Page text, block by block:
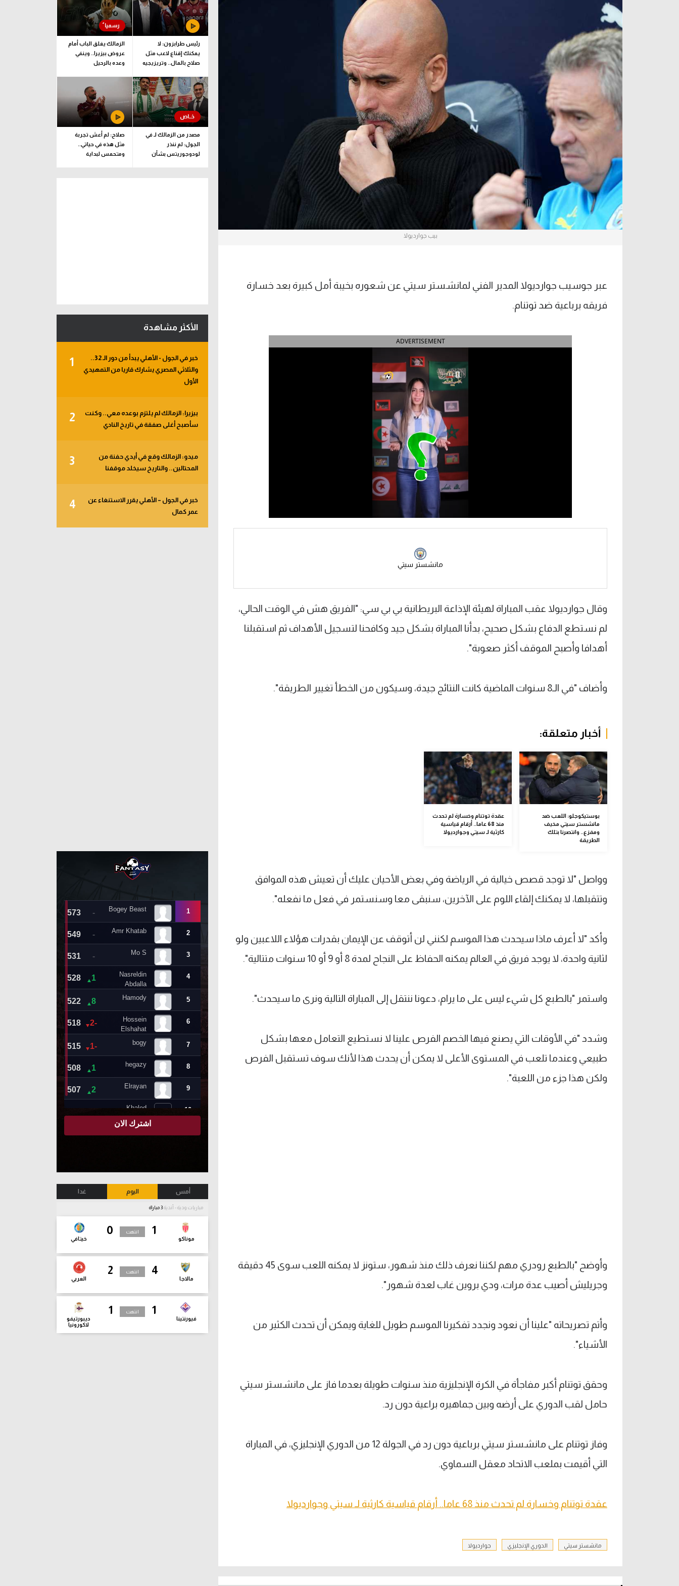
ركن الألعاب
الدوري السعودي للمحترفين
دوري أبطال أوروبا
دوري أبطال إفريقيا
كل البطولات
دوري أبطال أوروبا
القسم الثاني
رياضات أخرى
بيب جوارديولا
عبر جوسيب جوارديولا المدير الفني لمانشستر سيتي عن شعوره بخيبة أمل كبيرة بعد خسارة
فريقه برباعية ضد توتنام.
ADVERTISEMENT
مانشستر سيتي
وقال جوارديولا عقب المباراة لهيئة الإذاعة البريطانية بي بي سي: "الفريق هش في الوقت الحالي،
لم نستطع الدفاع بشكل صحيح، بدأنا المباراة بشكل جيد وكافحنا لتسجيل الأهداف ثم استقبلنا
أهدافا وأصبح الموقف أكثر صعوبة".
وأضاف "في الـ8 سنوات الماضية كانت النتائج جيدة، وسيكون من الخطأ تغيير الطريقة".
أخبار متعلقة:
بوستيكوجلو: اللعب ضد
مانشستر سيتي مخيف
ومفزع.. وانتصرنا بتلك
الطريقة
عقدة توتنام وخسارة لم تحدث
منذ 68 عاما.. أرقام قياسية
كارثية لـ سيتي وجوارديولا
وواصل "لا توجد قصص خيالية في الرياضة وفي بعض الأحيان عليك أن تعيش هذه الموافق
وتتقبلها، لا يمكنك إلقاء اللوم على الآخرين، سنبقى معا وسنستمر في فعل ما نفعله".
وأكد "لا أعرف ماذا سيحدث هذا الموسم لكنني لن أتوقف عن الإيمان بقدرات هؤلاء اللاعبين ولو
لثانية واحدة، لا يوجد فريق في العالم يمكنه الحفاظ على النجاح لمدة 8 أو 9 أو 10 سنوات متتالية".
واستمر "بالطبع كل شيء ليس على ما يرام، دعونا ننتقل إلى المباراة التالية ونرى ما سيحدث".
وشدد "في الأوقات التي يصنع فيها الخصم الفرص علينا لا نستطيع التعامل معها بشكل
طبيعي وعندما تلعب في المستوى الأعلى لا يمكن أن يحدث هذا لأنك سوف تستقبل الفرص
ولكن هذا جزء من اللعبة".
وأوضح "بالطبع رودري مهم لكننا نعرف ذلك منذ شهور، ستونز لا يمكنه اللعب سوى 45 دقيقة
وجريليش أصيب عدة مرات، ودي بروين غاب لعدة شهور".
وأتم تصريحاته "علينا أن نعود ونجدد تفكيرنا الموسم طويل للغاية ويمكن أن تحدث الكثير من
الأشياء".
وحقق توتنام أكبر مفاجأة في الكرة الإنجليزية منذ سنوات طويلة بعدما فاز على مانشستر سيتي
حامل لقب الدوري على أرضه وبين جماهيره براعية دون رد.
وفاز توتنام على مانشستر سيتي برباعية دون رد في الجولة 12 من الدوري الإنجليزي، في المباراة
التي أقيمت بملعب الاتحاد معقل السماوي.
عقدة توتنام وخسارة لم تحدث منذ 68 عاما.. أرقام قياسية كارثية لـ سيتي وجوارديولا
مانشستر سيتي الدوري الإنجليزي جوارديولا
رئيس طرابزون: لا
يمكنك إقناع لاعب مثل
صلاح بالمال.. وتريزيجيه
الزمالك يغلق الباب أمام
عروض بيزيرا.. وينفي
وعده بالرحيل
مصدر من الزمالك لـ في
الجول: لم ننذر
لودوجوريتس بشأن
صلاح: لم أعش تجربة
مثل هذه في حياتي..
ومتحمس لبداية
الأكثر مشاهدة
1
خبر في الجول - الأهلي يبدأ من دور الـ 32..
والثلاثي المصري يشارك قاريا من التمهيدي
الأول
2
بيزيرا: الزمالك لم يلتزم بوعده معي.. وكنت
سأصبح أغلى صفقة في تاريخ النادي
3
ميدو: الزمالك وقع في أيدي حفنة من
المحتالين.. والتاريخ سيخلد موقفنا
4
خبر في الجول – الأهلي يقرر الاستنغاء عن
عمر كمال
أمس اليوم غدا
مباريات ودية - أندية
1
موناكو
0
خيتافي
انتهت
4
مالاجا
2
العربي
انتهت
1
فيورنتينا
1
ديبورتيفو
لاكورونيا
انتهت